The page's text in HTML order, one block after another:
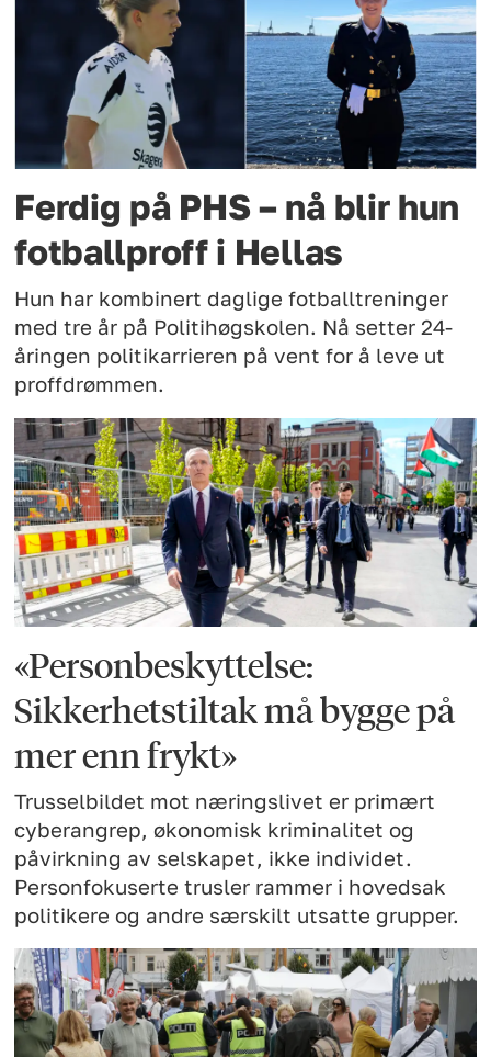
Ferdig på PHS – nå blir hun
fotballproff i Hellas
Hun har kombinert daglige fotballtreninger
med tre år på Politihøgskolen. Nå setter 24-
åringen politikarrieren på vent for å leve ut
proffdrømmen.
«Personbeskyttelse:
Sikkerhetstiltak må bygge på
mer enn frykt»
Trusselbildet mot næringslivet er primært
cyberangrep, økonomisk kriminalitet og
påvirkning av selskapet, ikke individet.
Personfokuserte trusler rammer i hovedsak
politikere og andre særskilt utsatte grupper.